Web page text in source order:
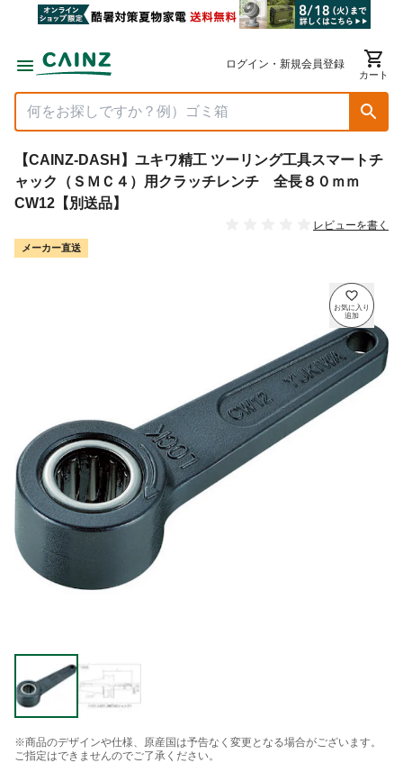
ログイン・新規会員登録
カート
【CAINZ-DASH】ユキワ精工 ツーリング工具スマートチ
ャック（ＳＭＣ４）用クラッチレンチ 全長８０ｍｍ
CW12【別送品】
レビューを書く
メーカー直送
※商品のデザインや仕様、原産国は予告なく変更となる場合がございます。
ご指定はできませんのでご了承ください。